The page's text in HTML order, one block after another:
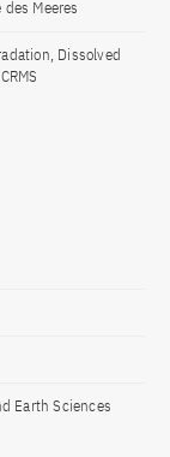
Meeres
Dissolved
Earth Sciences